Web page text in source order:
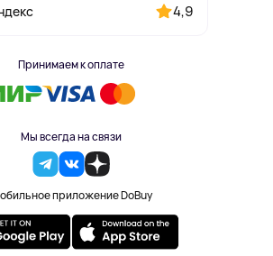
4,9
Принимаем к оплате
Мы всегда на связи
приложение DoBuy